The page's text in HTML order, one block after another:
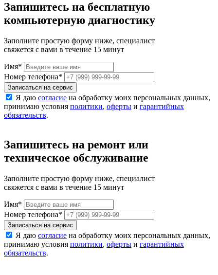
Запишитесь на бесплатную
компьютерную диагностику
Заполните простую форму ниже, специалист
свяжется с вами в течение 15 минут
Имя*
Номер телефона*
Записаться на сервис
Я даю согласие на обработку моих персональных данных,
принимаю условия политики, оферты и гарантийных
обязательств.
Запишитесь на ремонт или
техническое обслуживание
Заполните простую форму ниже, специалист
свяжется с вами в течение 15 минут
Имя*
Номер телефона*
Записаться на сервис
Я даю согласие на обработку моих персональных данных,
принимаю условия политики, оферты и гарантийных
обязательств.